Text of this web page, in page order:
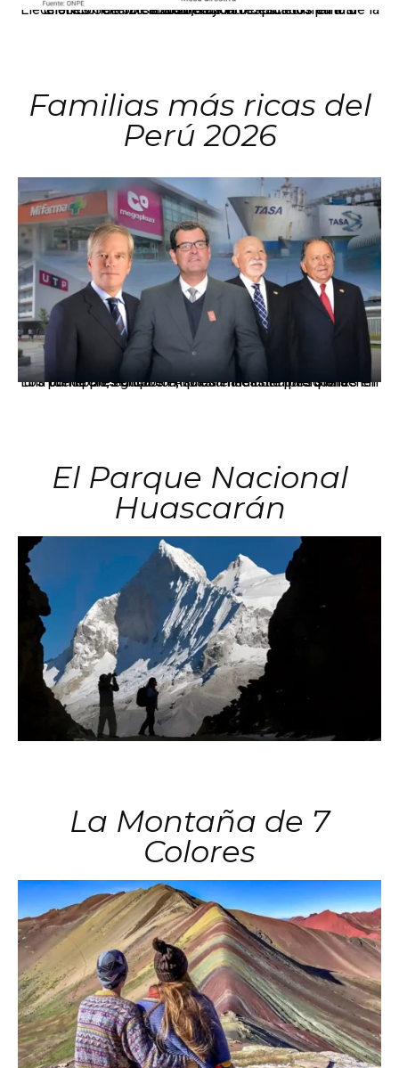
El JNE oficializó la distribución de escaños para la elección de 60 senadores y 130 diputados en las Elecciones Generales 2026, tras el restablecimiento de la Bicameralidad.
Familias más ricas del
Perú 2026
Los principales grupos empresariales del país mantienen una fuerte presencia en Áncash mediante inversiones en comercio, educación, salud e industria pesquera.
El Parque Nacional
Huascarán
La Montaña de 7
Colores